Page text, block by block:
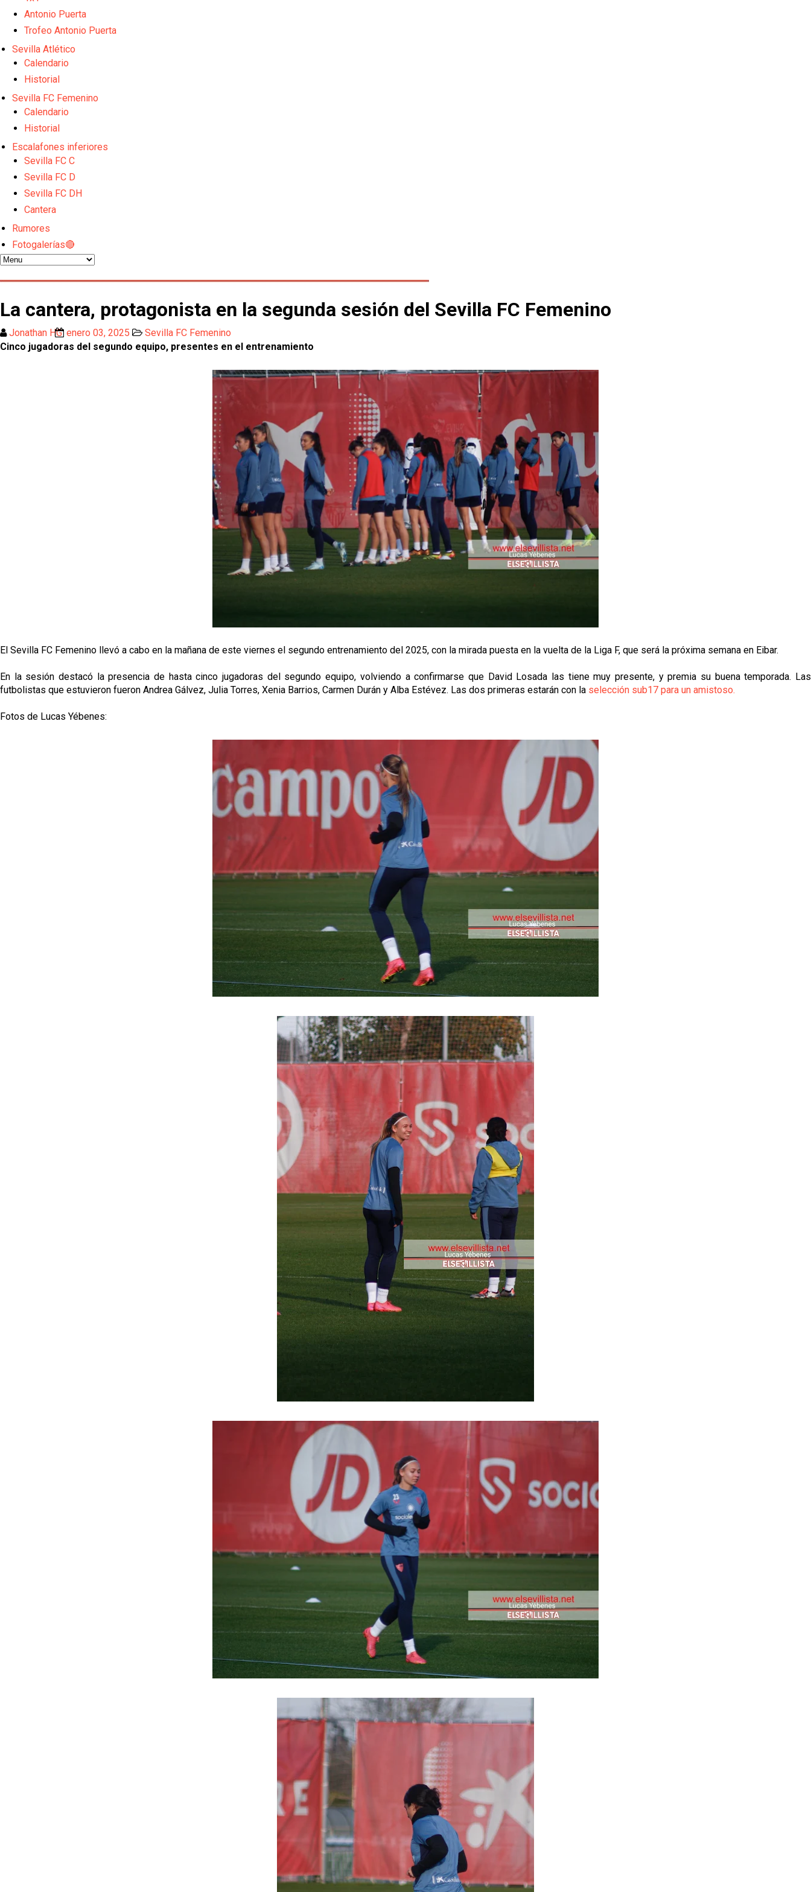
El Sevilla FC plantea ampliar hasta cinco fichajes más antes del cierre
Djibril Sow pone rumbo a Italia para firmar su nuevo contrato con el Genoa
Crónica Pretemporada I Bayer Leverkusen 2-1 Sevilla FC
Antonio Puerta
Trofeo Antonio Puerta
Sevilla Atlético
Calendario
Historial
Sevilla FC Femenino
Calendario
Historial
Escalafones inferiores
Sevilla FC C
Sevilla FC D
Sevilla FC DH
Cantera
Rumores
Fotogalerías🔴
La cantera, protagonista en la segunda sesión del Sevilla FC Femenino
Jonathan HG enero 03, 2025
Sevilla FC Femenino
Cinco jugadoras del segundo equipo, presentes en el entrenamiento
El Sevilla FC Femenino llevó a cabo en la mañana de este viernes el segundo entrenamiento del 2025, con la mirada puesta en la vuelta de la Liga F, que será la próxima semana en Eibar.
En la sesión destacó la presencia de hasta cinco jugadoras del segundo equipo, volviendo a confirmarse que David Losada las tiene muy presente, y premia su buena temporada. Las
futbolistas que estuvieron fueron Andrea Gálvez, Julia Torres, Xenia Barrios, Carmen Durán y Alba Estévez. Las dos primeras estarán con la selección sub17 para un amistoso.
Fotos de Lucas Yébenes: